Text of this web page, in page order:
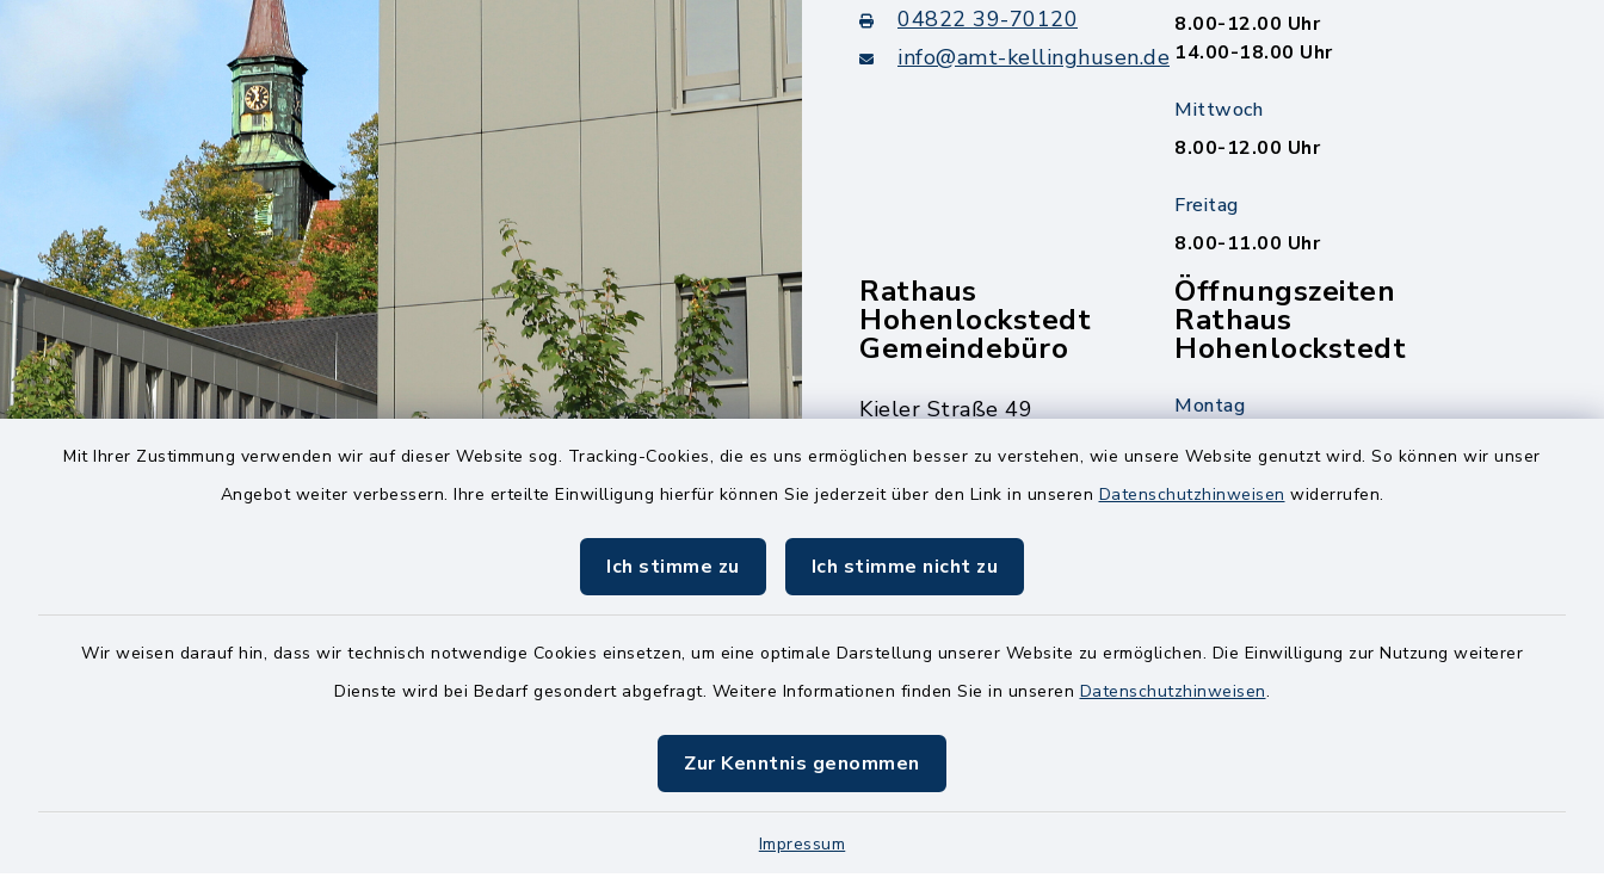
Mit Ihrer Zustimmung verwenden wir auf dieser Website sog. Tracking-Cookies, die es uns ermöglichen besser zu verstehen, wie unsere Website genutzt wird. So können wir unser
Angebot weiter verbessern. Ihre erteilte Einwilligung hierfür können Sie jederzeit über den Link in unseren Datenschutzhinweisen widerrufen.
Ich stimme zu Ich stimme nicht zu
Wir weisen darauf hin, dass wir technisch notwendige Cookies einsetzen, um eine optimale Darstellung unserer Website zu ermöglichen. Die Einwilligung zur Nutzung weiterer
Dienste wird bei Bedarf gesondert abgefragt. Weitere Informationen finden Sie in unseren Datenschutzhinweisen.
Zur Kenntnis genommen
Impressum
04822 39-70120
info@amt-kellinghusen.de
8.00-12.00 Uhr
14.00-18.00 Uhr
Mittwoch
8.00-12.00 Uhr
Freitag
8.00-11.00 Uhr
Rathaus
Hohenlockstedt
Gemeindebüro
Kieler Straße 49
25551 Hohenlockstedt
04826 30-0
04826 30-15
info@amt-kellinghusen.de
Öffnungszeiten
Rathaus
Hohenlockstedt
Montag
Nur mit Onlinetermin!
Dienstag
8.00-12.00 Uhr